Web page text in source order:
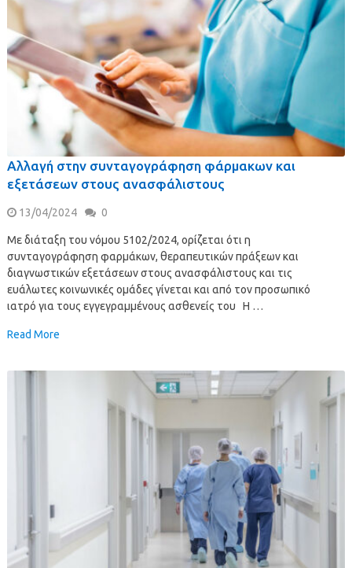
Αλλαγή στην συνταγογράφηση φάρμακων και
εξετάσεων στους ανασφάλιστους
13/04/2024 0
Με διάταξη του νόμου 5102/2024, ορίζεται ότι η
συνταγογράφηση φαρμάκων, θεραπευτικών πράξεων και
διαγνωστικών εξετάσεων στους ανασφάλιστους και τις
ευάλωτες κοινωνικές ομάδες γίνεται και από τον προσωπικό
ιατρό για τους εγγεγραμμένους ασθενείς του Η …
Read More